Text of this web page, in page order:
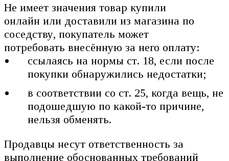
Не имеет значения товар купили
онлайн или доставили из магазина по
соседству, покупатель может
потребовать внесённую за него оплату:
ссылаясь на нормы ст. 18, если после
покупки обнаружились недостатки;
в соответствии со ст. 25, когда вещь, не
подошедшую по какой-то причине,
нельзя обменять.
Продавцы несут ответственность за
выполнение обоснованных требований